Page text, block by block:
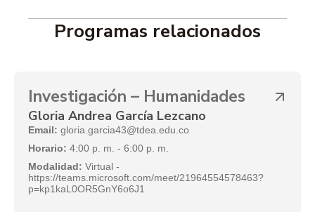
Programas relacionados
Investigación – Humanidades
Gloria Andrea García Lezcano
Email: gloria.garcia43@tdea.edu.co
Horario: 4:00 p. m. - 6:00 p. m.
Modalidad: Virtual -
https://teams.microsoft.com/meet/21964554578463?
p=kp1kaL0OR5GnY6o6J1